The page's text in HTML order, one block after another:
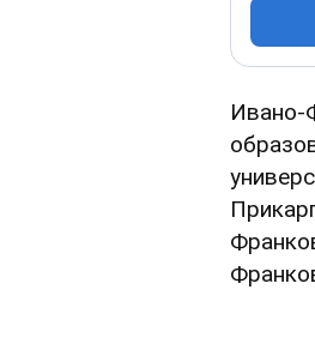
Ивано-